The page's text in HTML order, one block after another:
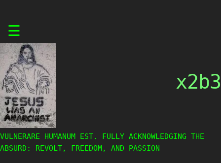
content
☰
x2b3
VULNERARE HUMANUM EST. FULLY ACKNOWLEDGING THE
ABSURD: REVOLT, FREEDOM, AND PASSION